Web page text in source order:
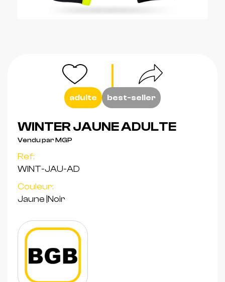
adulte best-seller
WINTER JAUNE ADULTE
Vendu par MGP
Ref:
WINT-JAU-AD
Couleur:
Jaune Noir